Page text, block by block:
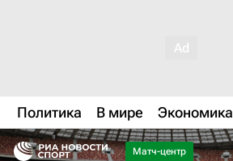
Политика В мире Экономика
Матч-центр